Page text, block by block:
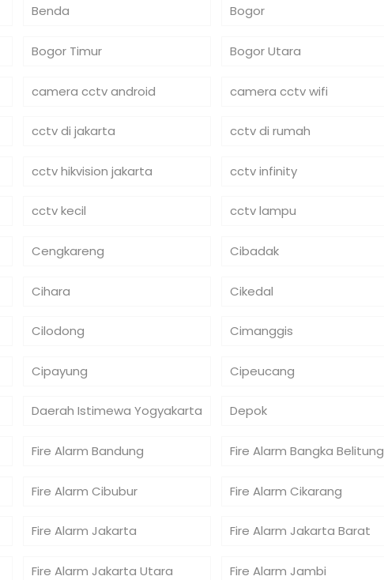
Benda Bogor
Bogor Timur Bogor Utara
camera cctv android camera cctv wifi
cctv di jakarta cctv di rumah
cctv hikvision jakarta cctv infinity
cctv kecil cctv lampu
Cengkareng Cibadak
Cihara Cikedal
Cilodong Cimanggis
Cipayung Cipeucang
Daerah Istimewa Yogyakarta Depok
Fire Alarm Bandung Fire Alarm Bangka Belitung
Fire Alarm Cibubur Fire Alarm Cikarang
Fire Alarm Jakarta Fire Alarm Jakarta Barat
Fire Alarm Jakarta Utara Fire Alarm Jambi